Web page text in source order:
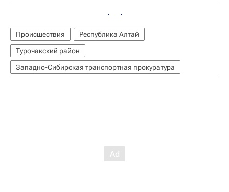
Происшествия
Республика Алтай
Турочакский район
Западно-Сибирская транспортная прокуратура